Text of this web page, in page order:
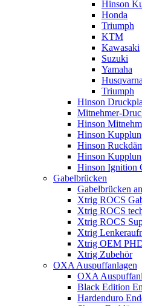
Hinson
Honda
Triumph
KTM
Kawasaki
Suzuki
Yamaha
Husqvarna
Triumph
Hinson
Mitnehmer-
Hinson
Hinson
Hinson
Hinson
Hinson Ignition
Gabelbrücken
Gabelbrücken
Xtrig ROCS
Xtrig ROCS
Xtrig ROCS
Xtrig
Xtrig OEM
Xtrig Zubehör
OXA Auspuffanlagen
OXA
Black Edition
Hardenduro